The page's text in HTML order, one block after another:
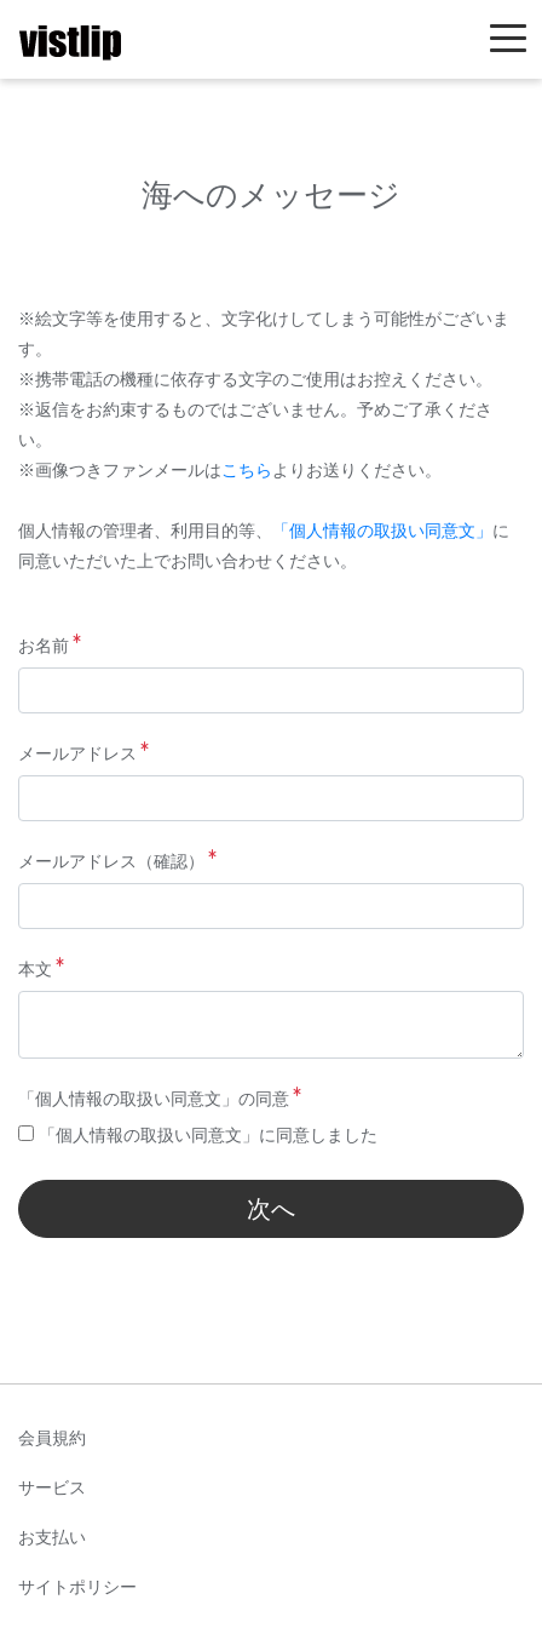
海へのメッセージ
※絵文字等を使用すると、文字化けしてしまう可能性がございま
す。
※携帯電話の機種に依存する文字のご使用はお控えください。
※返信をお約束するものではございません。予めご了承くださ
い。
※画像つきファンメールはこちら よりお送りください。
個人情報の管理者、利用目的等、 「個人情報の取扱い同意文」 に
同意いただいた上でお問い合わせください。
お名前
メールアドレス
メールアドレス（確認）
本文
「個人情報の取扱い同意文」の同意
「個人情報の取扱い同意文」に同意しました
次へ
会員規約
サービス
お支払い
サイトポリシー